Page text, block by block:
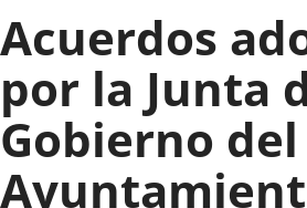
Acuerdos
por la Junta
Gobierno del